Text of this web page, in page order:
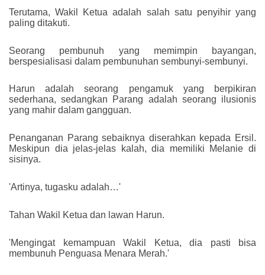
Terutama, Wakil Ketua adalah salah satu penyihir yang
paling ditakuti.
Seorang pembunuh yang memimpin bayangan,
berspesialisasi dalam pembunuhan sembunyi-sembunyi.
Harun adalah seorang pengamuk yang berpikiran
sederhana, sedangkan Parang adalah seorang ilusionis
yang mahir dalam gangguan.
Penanganan Parang sebaiknya diserahkan kepada Ersil.
Meskipun dia jelas-jelas kalah, dia memiliki Melanie di
sisinya.
'Artinya, tugasku adalah…'
Tahan Wakil Ketua dan lawan Harun.
'Mengingat kemampuan Wakil Ketua, dia pasti bisa
membunuh Penguasa Menara Merah.'